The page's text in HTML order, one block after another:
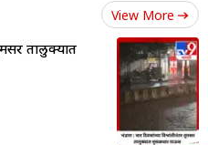
View More
तालुक्यात